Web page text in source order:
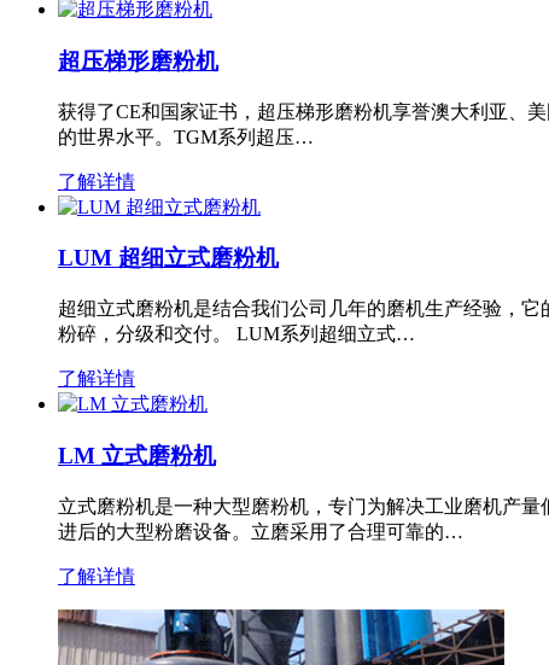
超压梯形磨粉机
获得了CE和国家证书，超压梯形磨粉机享誉澳大利亚、
的世界水平。TGM系列超压…
了解详情
LUM 超细立式磨粉机
超细立式磨粉机是结合我们公司几年的磨机生产经验，
粉碎，分级和交付。 LUM系列超细立式…
了解详情
LM 立式磨粉机
立式磨粉机是一种大型磨粉机，专门为解决工业磨机产
进后的大型粉磨设备。立磨采用了合理可靠的…
了解详情